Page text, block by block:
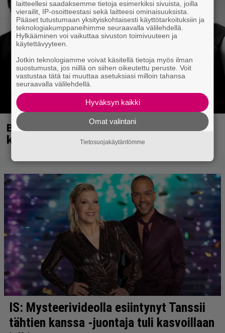
Blind Channel palasi tauolta – tältä
kuulostaa uusi musiikki
laitteellesi saadaksemme tietoja esimerkiksi sivuista, joilla
vierailit, IP-osoitteestasi sekä laitteesi ominaisuuksista.
Pääset tutustumaan yksityiskohtaisesti käyttötarkoituksiin ja
teknologiakumppaneihimme seuraavalla välilehdellä.
Hylkääminen voi vaikuttaa sivuston toimivuuteen ja
käytettävyyteen.
Jotkin teknologiamme voivat käsitellä tietoja myös ilman
suostumusta, jos niillä on siihen oikeutettu peruste. Voit
vastustaa tätä tai muuttaa asetuksiasi milloin tahansa
seuraavalla välilehdellä.
Hyväksyn kaikki
Omat valintani
Tietosuojakäytäntömme